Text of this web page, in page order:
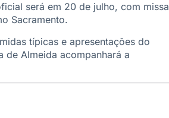
será em 20 de julho, com missa
Sacramento.
típicas e apresentações do
de Almeida acompanhará a